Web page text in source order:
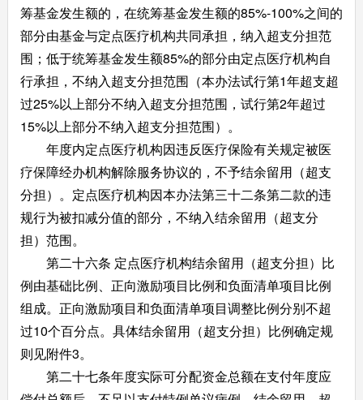
筹基金发生额的，在统筹基金发生额的85%-100%之间的
部分由基金与定点医疗机构共同承担，纳入超支分担范
围；低于统筹基金发生额85%的部分由定点医疗机构自
行承担，不纳入超支分担范围（本办法试行第1年超支超
过25%以上部分不纳入超支分担范围，试行第2年超过
15%以上部分不纳入超支分担范围）。
年度内定点医疗机构因违反医疗保险有关规定被医
疗保障经办机构解除服务协议的，不予结余留用（超支
分担）。定点医疗机构因本办法第三十二条第二款的违
规行为被扣减分值的部分，不纳入结余留用（超支分
担）范围。
第二十六条 定点医疗机构结余留用（超支分担）比
例由基础比例、正向激励项目比例和负面清单项目比例
组成。正向激励项目和负面清单项目调整比例分别不超
过10个百分点。具体结余留用（超支分担）比例确定规
则见附件3。
第二十七条年度实际可分配资金总额在支付年度应